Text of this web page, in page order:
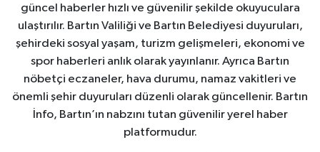
güncel haberler hızlı ve güvenilir şekilde okuyuculara
ulaştırılır. Bartın Valiliği ve Bartın Belediyesi duyuruları,
şehirdeki sosyal yaşam, turizm gelişmeleri, ekonomi ve
spor haberleri anlık olarak yayınlanır. Ayrıca Bartın
nöbetçi eczaneler, hava durumu, namaz vakitleri ve
önemli şehir duyuruları düzenli olarak güncellenir. Bartın
İnfo, Bartın’ın nabzını tutan güvenilir yerel haber
platformudur.